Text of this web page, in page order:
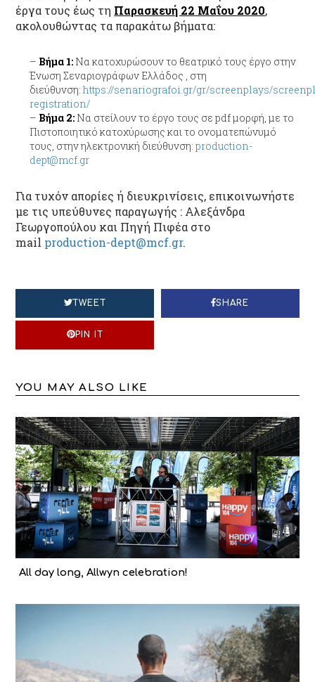
έργα τους έως τη Παρασκευή 22 Μαΐου 2020,
ακολουθώντας τα παρακάτω βήματα:
Βήμα 1: Να κατοχυρώσουν το θεατρικό τους έργο στην
Ένωση Σεναριογράφων Ελλάδος , στη
διεύθυνση:https://senariografoi.gr/gr/screenplays/
registration/
Βήμα 2: Να στείλουν το έργο τους σε pdf μορφή, με το
Πιστοποιητικό κατοχύρωσης και το ονοματεπώνυμό
τους, στην ηλεκτρονική διεύθυνση:production-
dept@mcf.gr
Για τυχόν απορίες ή διευκρινίσεις, επικοινωνήστε
με τις υπεύθυνες παραγωγής : Αλεξάνδρα
Γεωργοπούλου και Πηγή Πιφέα στο
mail production-dept@mcf.gr.
TWEET SHARE
PIN IT
YOU MAY ALSO LIKE
All day long, Allwyn celebration!